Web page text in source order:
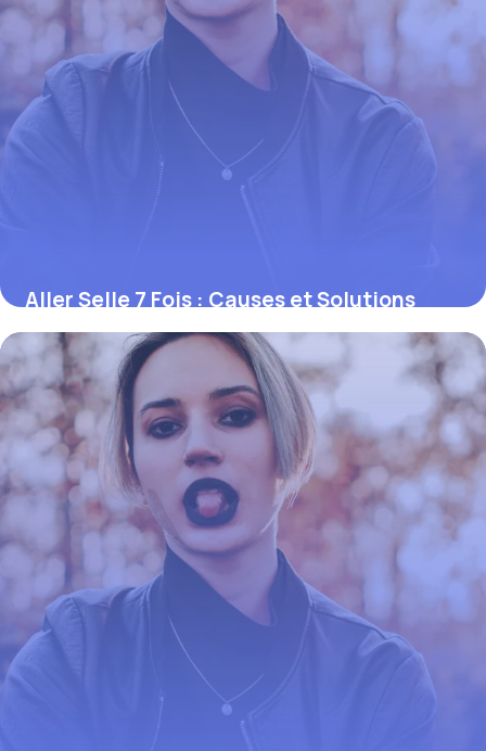
Aller Selle 7 Fois : Causes et Solutions
2026
3 juin 2026